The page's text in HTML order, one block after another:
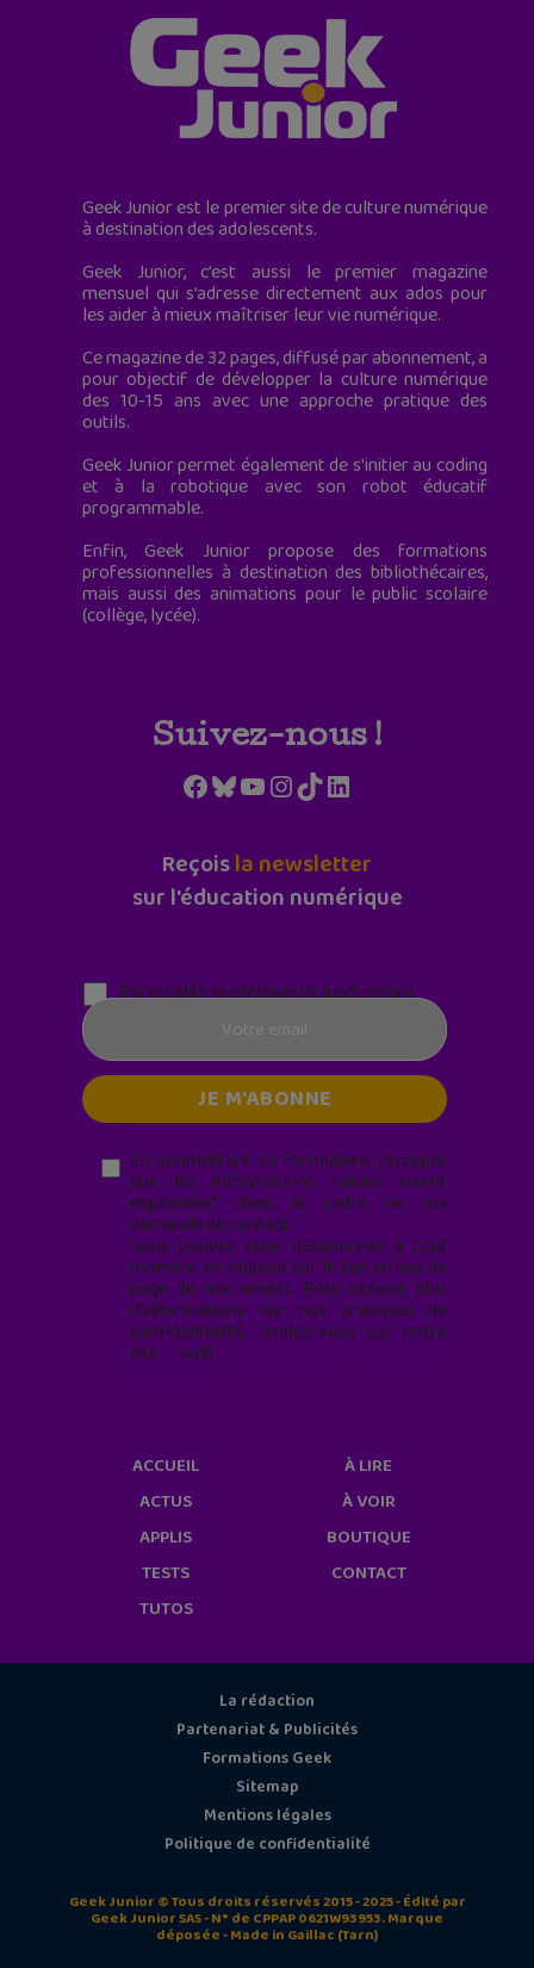
Geek Junior est le premier site de culture numérique
à destination des adolescents.
Geek Junior, c’est aussi le premier magazine
mensuel qui s’adresse directement aux ados pour
les aider à mieux maîtriser leur vie numérique.
Ce magazine de 32 pages, diffusé par abonnement, a
pour objectif de développer la culture numérique
des 10-15 ans avec une approche pratique des
outils.
Geek Junior permet également de s'initier au coding
et à la robotique avec son robot éducatif
programmable.
Enfin, Geek Junior propose des formations
professionnelles à destination des bibliothécaires,
mais aussi des animations pour le public scolaire
(collège, lycée).
Suivez-nous !
Facebook
Bluesky
YouTube
Instagram
TikTokLinkedIn
Reçoisla newsletter
sur l'éducation numérique
Parentalité numérique (le lundi matin)
En soumettant ce formulaire, j’accepte
que les informations saisies soient
exploitées* dans le cadre de ma
demande de contact.
Vous pouvez vous désabonner à tout
moment en cliquant sur le lien en bas de
page de nos emails. Pour obtenir plus
d'informations sur nos pratiques de
confidentialité, rendez-vous sur notre
site web
ACCUEIL
ACTUS
APPLIS
TESTS
TUTOS
À LIRE
À VOIR
BOUTIQUE
CONTACT
La rédaction
Partenariat & Publicités
Formations Geek
Sitemap
Mentions légales
Politique de confidentialité
Geek Junior © Tous droits réservés 2015 - 2025 - Édité par
Geek Junior SAS - N° de CPPAP 0621W93953. Marque
déposée - Made in Gaillac (Tarn)